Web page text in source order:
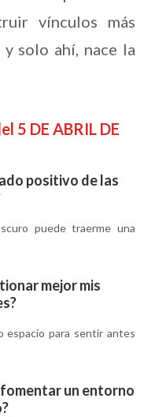
vínculos más
y solo ahí, nace la
5 DE ABRIL DE
positivo de las
puede traerme una
mejor mis
espacio para sentir antes
un entorno